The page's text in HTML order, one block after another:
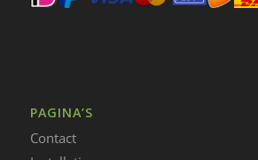
PAGINA’S
Contact